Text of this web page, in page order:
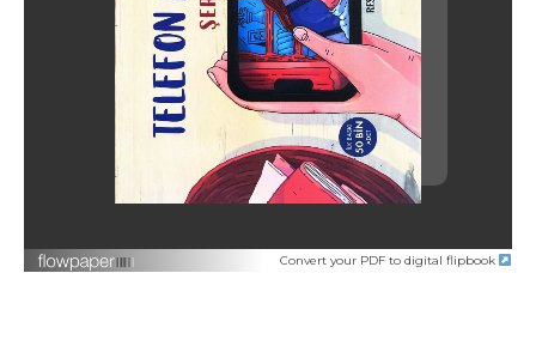
Convert your PDF to digital flipbook